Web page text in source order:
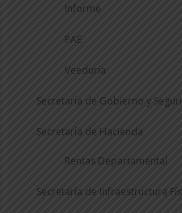
Informe
PAE
Veeduría
Secretaría de Gobierno y
Secretaría de Hacienda
Rentas Departamental
Secretaría de Infraestructura